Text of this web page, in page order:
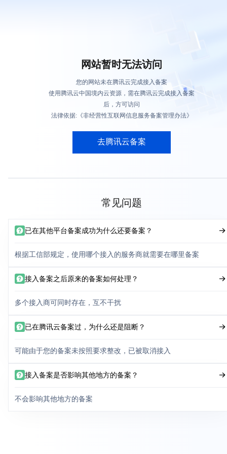
网站暂时无法访问
您的网站未在腾讯云完成接入备案
使用腾讯云中国境内云资源，需在腾讯云完成接入备案
后，方可访问
法律依据:《非经营性互联网信息服务备案管理办法》
去腾讯云备案
常见问题
已在其他平台备案成功为什么还要备案？
根据工信部规定，使用哪个接入的服务商就需要在哪里备案
接入备案之后原来的备案如何处理？
多个接入商可同时存在，互不干扰
已在腾讯云备案过，为什么还是阻断？
可能由于您的备案未按照要求整改，已被取消接入
接入备案是否影响其他地方的备案？
不会影响其他地方的备案